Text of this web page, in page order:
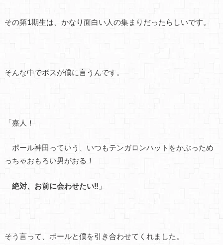
その第1期生は、かなり面白い人の集まりだったらしいです。
そんな中でボスが僕に言うんです。
「嘉人！
ポール神田っていう、いつもテンガロンハットをかぶっため
っちゃおもろい男がおる！
絶対、お前に会わせたい‼ ️」
そう言って、ポールと僕を引き合わせてくれました。